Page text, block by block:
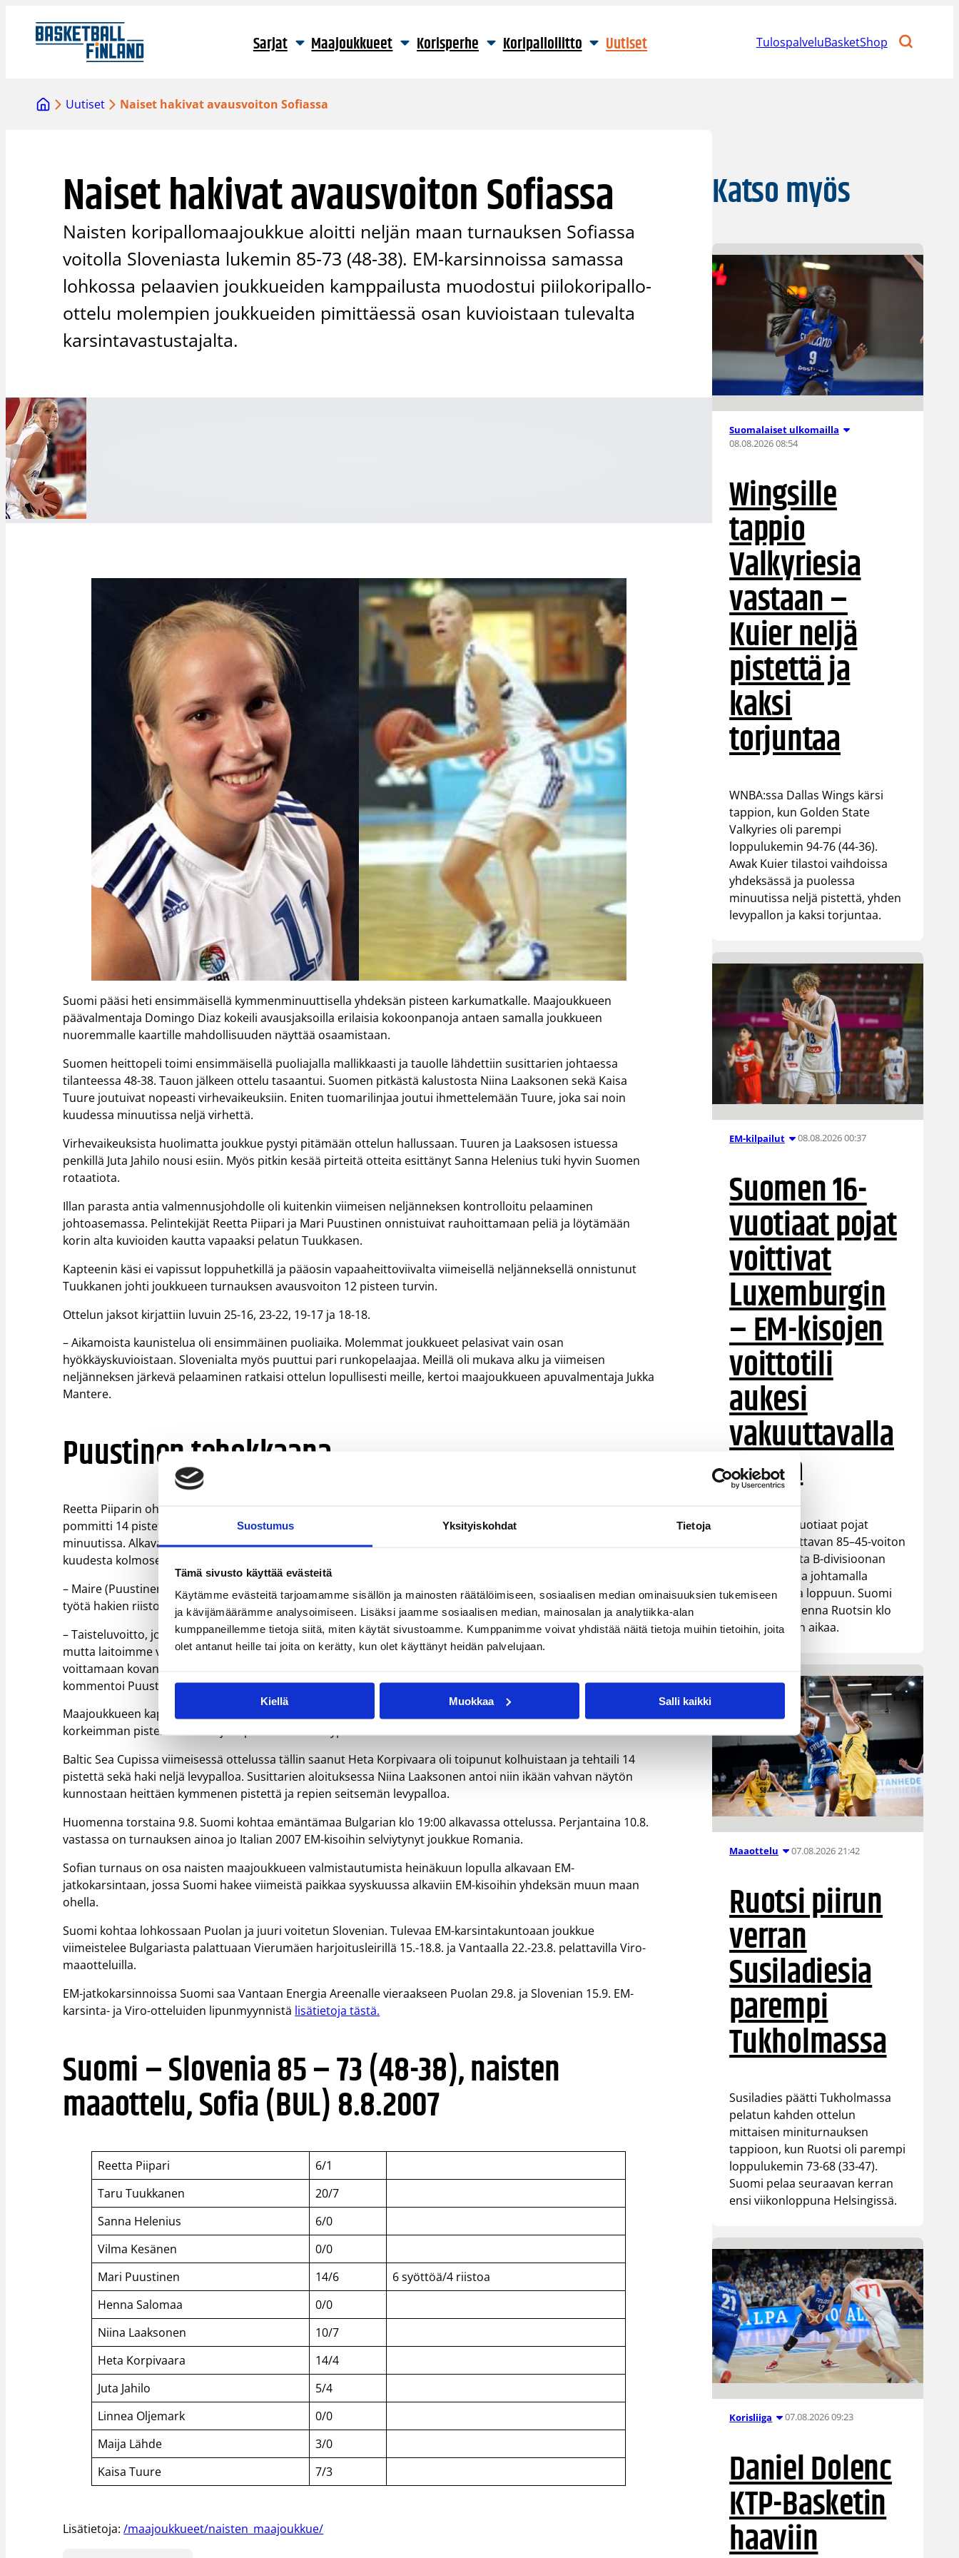
Suostumus Yksityiskohdat Tietoja
Tämä sivusto käyttää evästeitä
Käytämme evästeitä tarjoamamme sisällön ja mainosten räätälöimiseen, sosiaalisen median ominaisuuksien tukemiseen
ja kävijämäärämme analysoimiseen. Lisäksi jaamme sosiaalisen median, mainosalan ja analytiikka-alan
kumppaneillemme tietoja siitä, miten käytät sivustoamme. Kumppanimme voivat yhdistää näitä tietoja muihin tietoihin, joita
olet antanut heille tai joita on kerätty, kun olet käyttänyt heidän palvelujaan.
Kiellä Muokkaa Salli kaikki
sisältöön
Sarjat Maajoukkueet Korisperhe Koripalloliitto Uutiset TulospalveluBasketShop
Uutiset Naiset hakivat avausvoiton Sofiassa
Naiset hakivat avausvoiton Sofiassa
Naisten koripallomaajoukkue aloitti neljän maan turnauksen Sofiassa
voitolla Sloveniasta lukemin 85-73 (48-38). EM-karsinnoissa samassa
lohkossa pelaavien joukkueiden kamppailusta muodostui piilokoripallo-
ottelu molempien joukkueiden pimittäessä osan kuvioistaan tulevalta
karsintavastustajalta.
Suomi pääsi heti ensimmäisellä kymmenminuuttisella yhdeksän pisteen karkumatkalle. Maajoukkueen
päävalmentaja Domingo Diaz kokeili avausjaksoilla erilaisia kokoonpanoja antaen samalla joukkueen
nuoremmalle kaartille mahdollisuuden näyttää osaamistaan.
Suomen heittopeli toimi ensimmäisellä puoliajalla mallikkaasti ja tauolle lähdettiin susittarien johtaessa
tilanteessa 48-38. Tauon jälkeen ottelu tasaantui. Suomen pitkästä kalustosta Niina Laaksonen sekä Kaisa
Tuure joutuivat nopeasti virhevaikeuksiin. Eniten tuomarilinjaa joutui ihmettelemään Tuure, joka sai noin
kuudessa minuutissa neljä virhettä.
Virhevaikeuksista huolimatta joukkue pystyi pitämään ottelun hallussaan. Tuuren ja Laaksosen istuessa
penkillä Juta Jahilo nousi esiin. Myös pitkin kesää pirteitä otteita esittänyt Sanna Helenius tuki hyvin Suomen
rotaatiota.
Illan parasta antia valmennusjohdolle oli kuitenkin viimeisen neljänneksen kontrolloitu pelaaminen
johtoasemassa. Pelintekijät Reetta Piipari ja Mari Puustinen onnistuivat rauhoittamaan peliä ja löytämään
korin alta kuvioiden kautta vapaaksi pelatun Tuukkasen.
Kapteenin käsi ei vapissut loppuhetkillä ja pääosin vapaaheittoviivalta viimeisellä neljänneksellä onnistunut
Tuukkanen johti joukkueen turnauksen avausvoiton 12 pisteen turvin.
Ottelun jaksot kirjattiin luvuin 25-16, 23-22, 19-17 ja 18-18.
– Aikamoista kaunistelua oli ensimmäinen puoliaika. Molemmat joukkueet pelasivat vain osan
hyökkäyskuvioistaan. Slovenialta myös puuttui pari runkopelaajaa. Meillä oli mukava alku ja viimeisen
neljänneksen järkevä pelaaminen ratkaisi ottelun lopullisesti meille, kertoi maajoukkueen apuvalmentaja Jukka
Mantere.
Puustinen tehokkaana
Reetta Piiparin ohella pelintekovastuuta kantava Mari Puustinen oli joukkueensa tehokkain pelaaja. Puustinen
pommitti 14 pistettä, napsi kuusi levypalloa, jakeli kuusi syöttöä ja otti vielä neljä riistoa pelaamassaan 29
minuutissa. Alkavalla kaudella HNMKY:tä edustava Puustinen oli erittäin vaarallinen kaaren takaa pussittaen
kuudesta kolmosestaan neljä sisään.
– Maire (Puustinen) esitti jo Viroa vastaan hyviä otteita. Hän on yksi niistä pelaajista, joka tekee sitä likaista
työtä hakien riistoja ja kakkoslevypalloja. Tänään onnistuivat myös kaukoheitot upeasti, kehui Mantere.
– Taisteluvoitto, josta jäi kuitenkin kaikille paljon parannettavaa. Viimeisellä jaksolla meinasi mennä tiukaksi,
mutta laitoimme vapaaheitot varmasti sisään. Itseluottamus kasvoi varmasti koko jengillä, koska pystyimme
voittamaan kovan maan hieman heikommalla pelillä. Kun kaikki natsaa kohdalleen, niin hyvää tulee,
kommentoi Puustinen ottelua.
Maajoukkueen kapteeni Taru Tuukkanen sai vastuuta 36 minuutin edestä. Kapteeni heitti joukkueen
korkeimman pistemäärän 20 ja repi seitsemän levypalloa.
Baltic Sea Cupissa viimeisessä ottelussa tällin saanut Heta Korpivaara oli toipunut kolhuistaan ja tehtaili 14
pistettä sekä haki neljä levypalloa. Susittarien aloituksessa Niina Laaksonen antoi niin ikään vahvan näytön
kunnostaan heittäen kymmenen pistettä ja repien seitsemän levypalloa.
Huomenna torstaina 9.8. Suomi kohtaa emäntämaa Bulgarian klo 19:00 alkavassa ottelussa. Perjantaina 10.8.
vastassa on turnauksen ainoa jo Italian 2007 EM-kisoihin selviytynyt joukkue Romania.
Sofian turnaus on osa naisten maajoukkueen valmistautumista heinäkuun lopulla alkavaan EM-
jatkokarsintaan, jossa Suomi hakee viimeistä paikkaa syyskuussa alkaviin EM-kisoihin yhdeksän muun maan
ohella.
Suomi kohtaa lohkossaan Puolan ja juuri voitetun Slovenian. Tulevaa EM-karsintakuntoaan joukkue
viimeistelee Bulgariasta palattuaan Vierumäen harjoitusleirillä 15.-18.8. ja Vantaalla 22.-23.8. pelattavilla Viro-
maaotteluilla.
EM-jatkokarsinnoissa Suomi saa Vantaan Energia Areenalle vieraakseen Puolan 29.8. ja Slovenian 15.9. EM-
karsinta- ja Viro-otteluiden lipunmyynnistä lisätietoja tästä.
Suomi – Slovenia 85 – 73 (48-38), naisten
maaottelu, Sofia (BUL) 8.8.2007
Reetta Piipari
6/1
Taru Tuukkanen
20/7
Sanna Helenius
6/0
Vilma Kesänen
0/0
Mari Puustinen
14/6
6 syöttöä/4 riistoa
Henna Salomaa
0/0
Niina Laaksonen
10/7
Heta Korpivaara
14/4
Juta Jahilo
5/4
Linnea Oljemark
0/0
Maija Lähde
3/0
Kaisa Tuure
7/3
Lisätietoja:/maajoukkueet/naisten_maajoukkue/
Katso myös
Suomalaiset ulkomailla
08.08.2026 08:54
Wingsille
tappio
Valkyriesia
vastaan –
Kuier neljä
pistettä ja
kaksi
torjuntaa
WNBA:ssa Dallas Wings kärsi
tappion, kun Golden State
Valkyries oli parempi
loppulukemin 94-76 (44-36).
Awak Kuier tilastoi vaihdoissa
yhdeksässä ja puolessa
minuutissa neljä pistettä, yhden
levypallon ja kaksi torjuntaa.
EM-kilpailut 08.08.2026 00:37
Suomen 16-
vuotiaat pojat
voittivat
Luxemburgin
– EM-kisojen
voittotili
aukesi
vakuuttavalla
pelillä
Suomen 16-vuotiaat pojat
ottivat vakuuttavan 85–45-voiton
Luxemburgista B-divisioonan
EM-kilpailuissa johtamalla
ottelua alusta loppuun. Suomi
kohtaa huomenna Ruotsin klo
19.30 Suomen aikaa.
Maaottelu 07.08.2026 21:42
Ruotsi piirun
verran
Susiladiesia
parempi
Tukholmassa
Susiladies päätti Tukholmassa
pelatun kahden ottelun
mittaisen miniturnauksen
tappioon, kun Ruotsi oli parempi
loppulukemin 73-68 (33-47).
Suomi pelaa seuraavan kerran
ensi viikonloppuna Helsingissä.
Korisliiga 07.08.2026 09:23
Daniel Dolenc
KTP-Basketin
haaviin